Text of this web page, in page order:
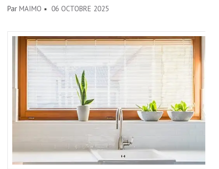
Par MAIMO 06 OCTOBRE 2025